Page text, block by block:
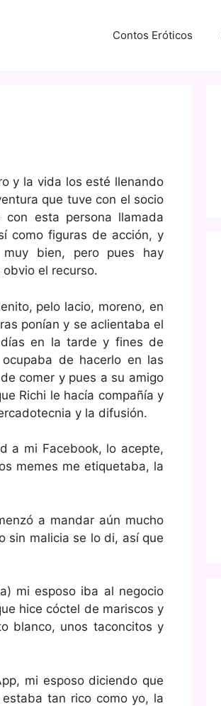
Contos Eróticos
y la vida los esté llenando
que tuve con el socio
esta persona llamada
como figuras de acción, y
bien, pero pues hay
el recurso.
pelo lacio, moreno, en
ponían y se aclientaba el
en la tarde y fines de
de hacerlo en las
comer y pues a su amigo
Richi le hacía compañía y
y la difusión.
a mi Facebook, lo acepte,
memes me etiquetaba, la
a mandar aún mucho
sin malicia se lo di, así que
mi esposo iba al negocio
hice cóctel de mariscos y
blanco, unos taconcitos y
mi esposo diciendo que
tan rico como yo, la